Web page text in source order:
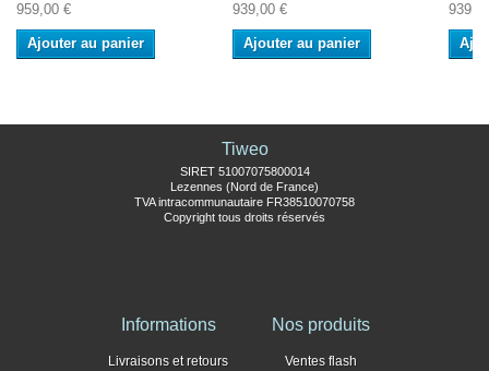
959,00 €
Ajouter au panier
939,00 €
Ajouter au panier
Tiweo
SIRET 51007075800014
Lezennes (Nord de France)
TVA intracommunautaire FR38510070758
Copyright tous droits réservés
Informations
Livraisons et retours
Nos produits
Ventes flash